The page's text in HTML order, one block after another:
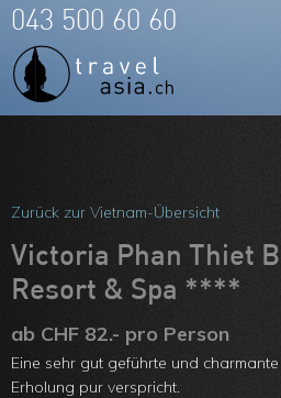
Team
Über uns
Feedbacks
Kontakt
ARVB
043 500 60 60
Zurück zur Vietnam-Übersicht
Victoria Phan Thiet
Resort & Spa ****
ab CHF 82.- pro Person
Eine sehr gut geführte und
Erholung pur verspricht.